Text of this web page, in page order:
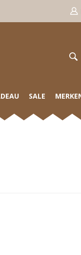
SALE